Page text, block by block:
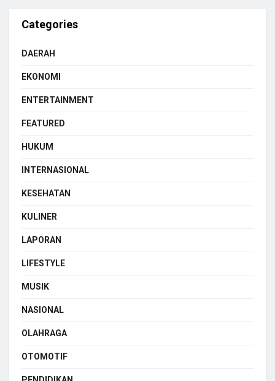
Categories
DAERAH
EKONOMI
ENTERTAINMENT
FEATURED
HUKUM
INTERNASIONAL
KESEHATAN
KULINER
LAPORAN
LIFESTYLE
MUSIK
NASIONAL
OLAHRAGA
OTOMOTIF